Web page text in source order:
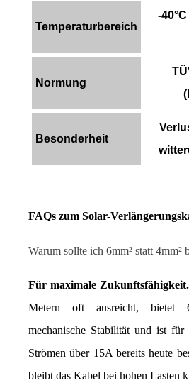
Temperaturbereich
-
Normung
Besonderheit
FAQs zum Solar-
Warum sollte ich 6mm² statt 4mm²
Für maximale Zukunftsfähigkeit.
Metern oft ausreicht, bietet
mechanische Stabilität und ist
Strömen über 15A bereits heute
bleibt das Kabel bei hohen Lasten